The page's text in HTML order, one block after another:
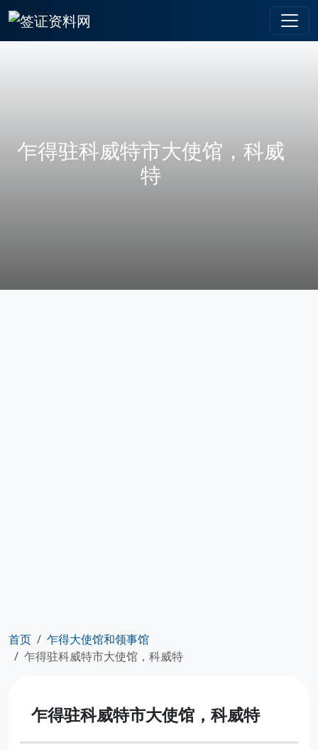
乍得驻科威特市大使馆，科威
特
首页
乍得大使馆和领事馆
乍得驻科威特市大使馆，科威特
乍得驻科威特市大使馆，科威特